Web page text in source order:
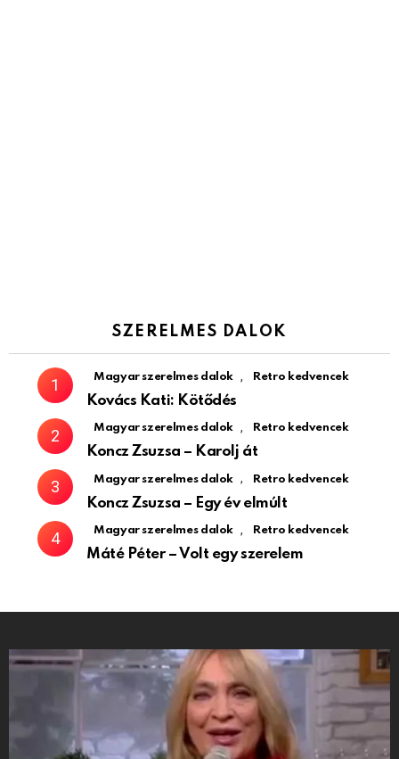
SZERELMES DALOK
Magyar szerelmes dalok , Retro kedvencek
Kovács Kati: Kötődés
Magyar szerelmes dalok , Retro kedvencek
Koncz Zsuzsa – Karolj át
Magyar szerelmes dalok , Retro kedvencek
Koncz Zsuzsa – Egy év elmúlt
Magyar szerelmes dalok , Retro kedvencek
Máté Péter – Volt egy szerelem